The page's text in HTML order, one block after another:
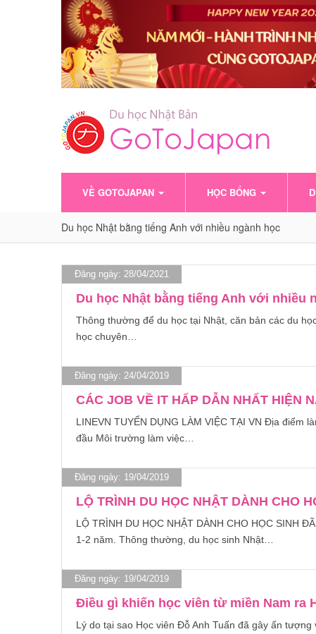
VỀ GOTOJAPAN HỌC BỔNG
Du học Nhật bằng tiếng Anh với nhiều ngành học
Đăng ngày: 28/04/2021
Du học Nhật bằng tiếng Anh với nhiều
Thông thường để du học tại Nhật, căn bản các du
học chuyên…
Đăng ngày: 24/04/2019
CÁC JOB VỀ IT HẤP DẪN NHẤT HIỆN
LINEVN TUYỂN DỤNG LÀM VIỆC TẠI VN Địa điểm
đầu Môi trường làm việc…
Đăng ngày: 19/04/2019
LỘ TRÌNH DU HỌC NHẬT DÀNH CHO
LỘ TRÌNH DU HỌC NHẬT DÀNH CHO HỌC SINH
1-2 năm. Thông thường, du học sinh Nhật…
Đăng ngày: 19/04/2019
Điều gì khiến học viên từ miền Nam ra
Lý do tại sao Học viên Đỗ Anh Tuấn đã gây ấn